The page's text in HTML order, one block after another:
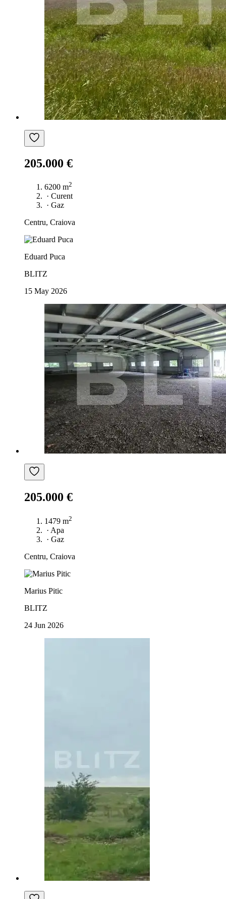
205.000 €
6200 m2
· Curent
· Gaz
Centru, Craiova
Eduard Puca
BLITZ
15 May 2026
205.000 €
1479 m2
· Apa
· Gaz
Centru, Craiova
Marius Pitic
BLITZ
24 Jun 2026